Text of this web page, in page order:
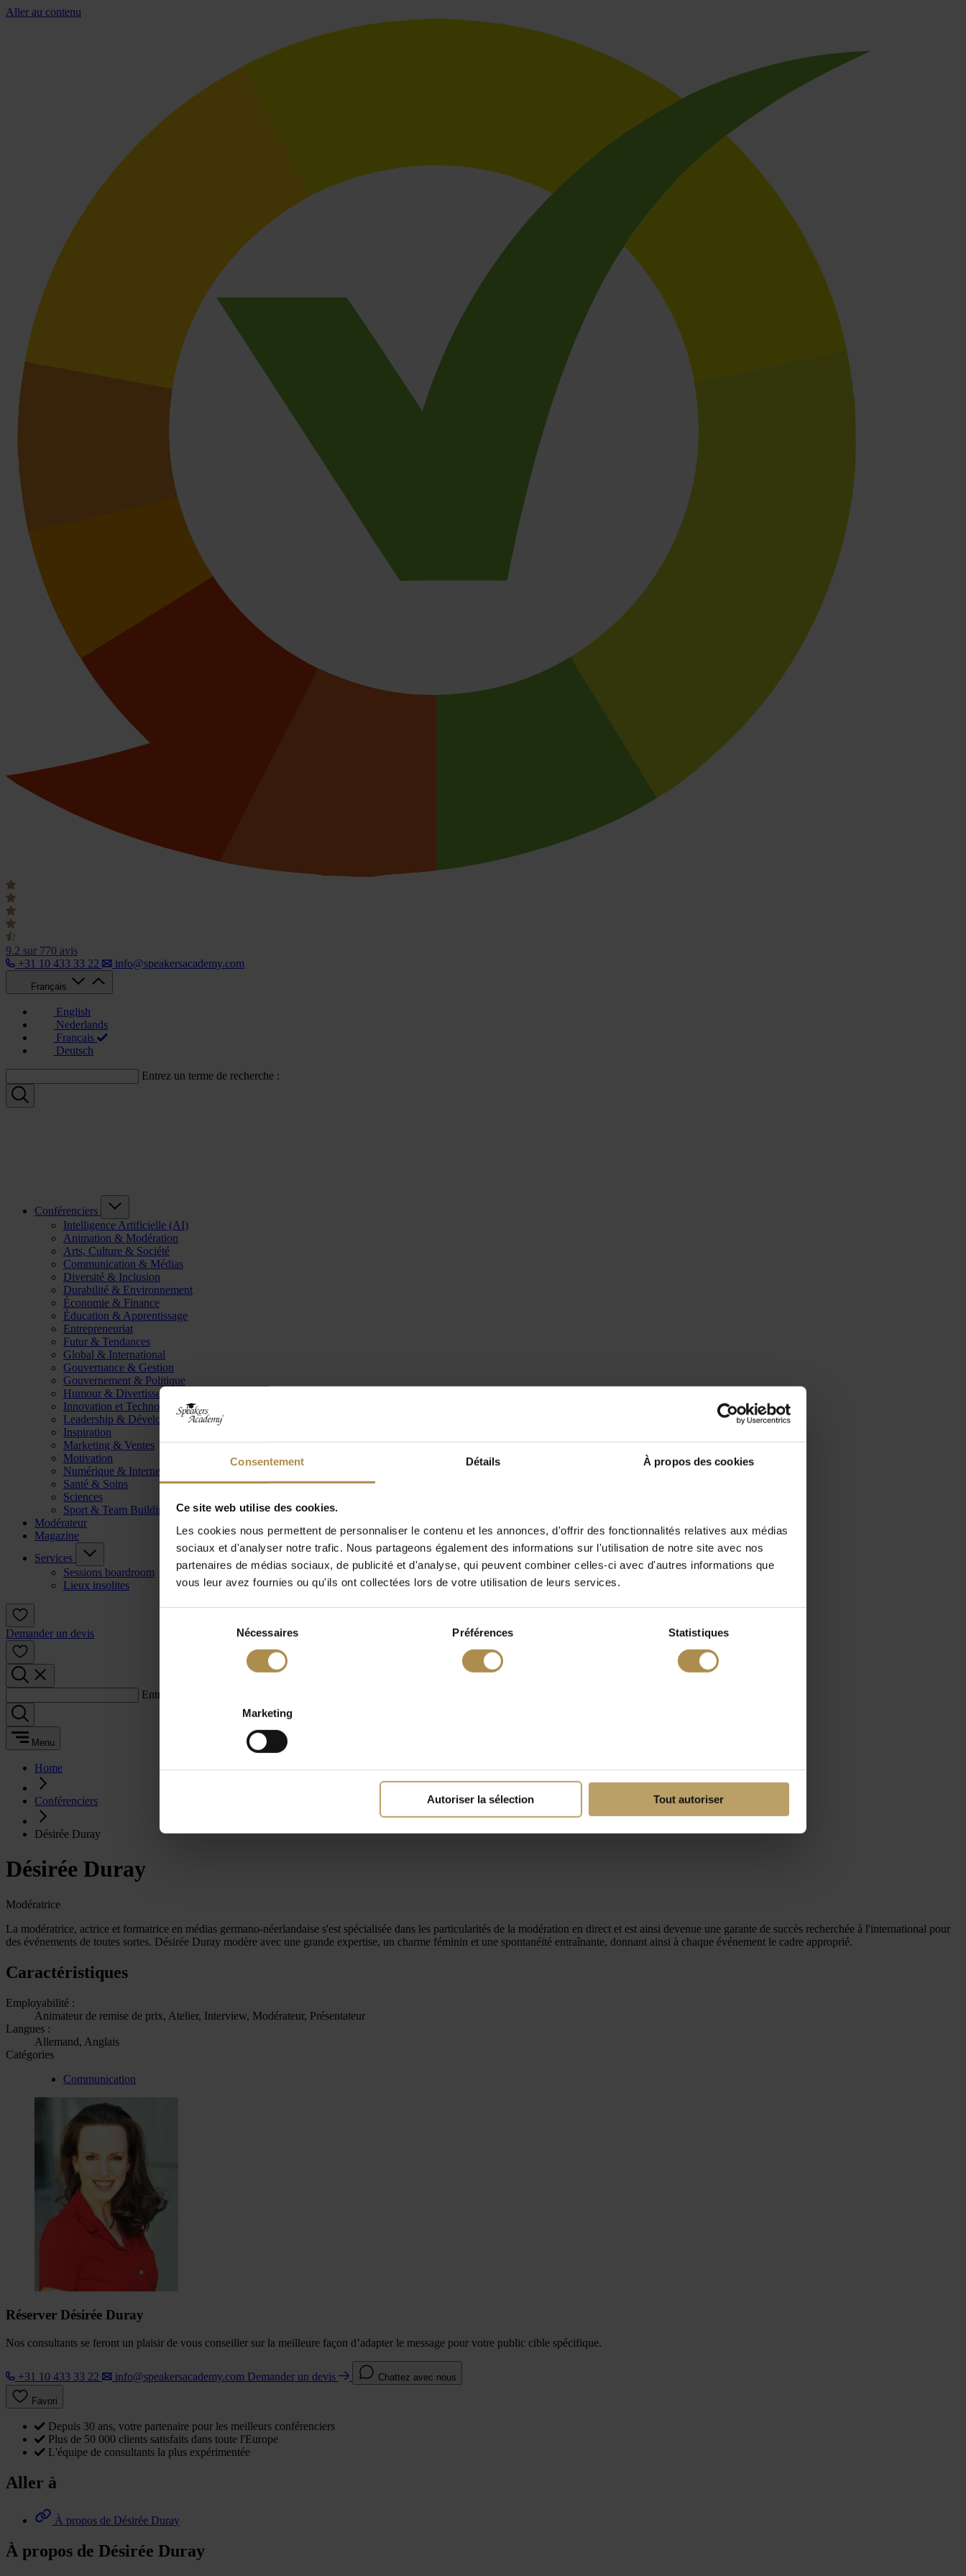
Consentement Détails À propos des cookies
Ce site web utilise des cookies.
Les cookies nous permettent de personnaliser le contenu et les annonces, d'offrir des fonctionnalités relatives aux médias
sociaux et d'analyser notre trafic. Nous partageons également des informations sur l'utilisation de notre site avec nos
partenaires de médias sociaux, de publicité et d'analyse, qui peuvent combiner celles-ci avec d'autres informations que
vous leur avez fournies ou qu'ils ont collectées lors de votre utilisation de leurs services.
Nécessaires Préférences Statistiques
Marketing
Autoriser la sélection Tout autoriser
Aller au contenu
9.2 sur 770 avis
+31 10 433 33 22
info@speakersacademy.com
Français
English
Nederlands
Français
Deutsch
Entrez un terme de recherche :
Conférenciers
Intelligence Artificielle (AI)
Animation & Modération
Arts, Culture & Société
Communication & Médias
Diversité & Inclusion
Durabilité & Environnement
Économie & Finance
Éducation & Apprentissage
Entrepreneuriat
Futur & Tendances
Global & International
Gouvernance & Gestion
Gouvernement & Politique
Humour & Divertissement
Innovation et Technologie
Leadership & Développement
Inspiration
Marketing & Ventes
Motivation
Numérique & Internet
Santé & Soins
Sciences
Sport & Team Building
Modérateur
Magazine
Services
Sessions boardroom
Lieux insolites
Demander un devis
Entrez un terme de recherche :
Menu
Home
Conférenciers
Désirée Duray
Désirée Duray
Modératrice
La modératrice, actrice et formatrice en médias germano-néerlandaise s'est spécialisée dans les particularités de la modération en direct et est ainsi devenue une garante de succès recherchée à l'international pour
des événements de toutes sortes. Désirée Duray modère avec une grande expertise, un charme féminin et une spontanéité entraînante, donnant ainsi à chaque événement le cadre approprié.
Caractéristiques
Employabilité :
Animateur de remise de prix, Atelier, Interview, Modérateur, Présentateur
Langues :
Allemand, Anglais
Catégories
Communication
Réserver Désirée Duray
Nos consultants se feront un plaisir de vous conseiller sur la meilleure façon d’adapter le message pour votre public cible spécifique.
+31 10 433 33 22 info@speakersacademy.com Demander un devis Chattez avec nous
Favori
Depuis 30 ans, votre partenaire pour les meilleurs conférenciers
Plus de 50 000 clients satisfaits dans toute l'Europe
L'équipe de consultants la plus expérimentée
Aller à
À propos de Désirée Duray
À propos de Désirée Duray